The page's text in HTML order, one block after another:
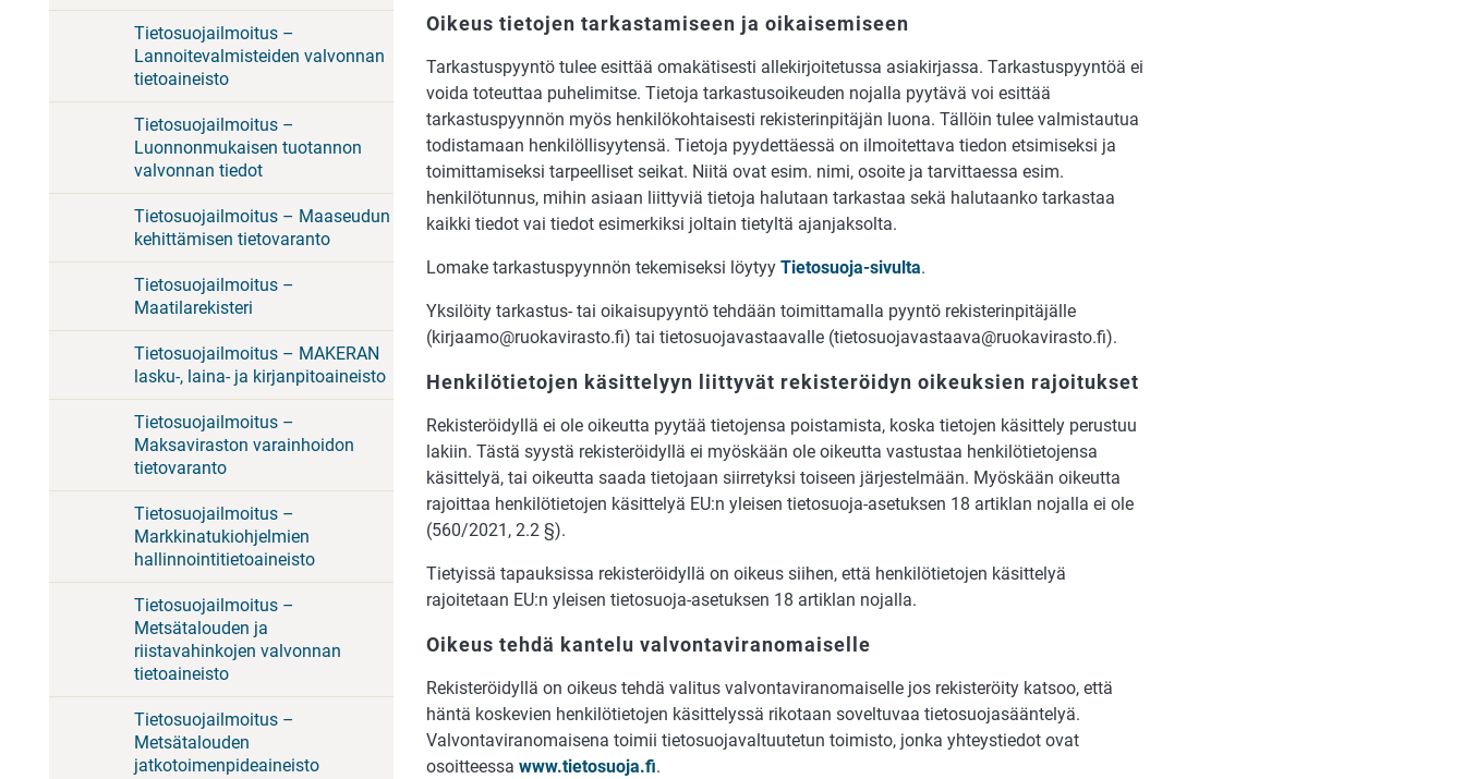
Tietosuojailmoitus –
Lannoitevalmisteiden valvonnan
tietoaineisto
Tietosuojailmoitus –
Luonnonmukaisen tuotannon
valvonnan tiedot
Tietosuojailmoitus – Maaseudun
kehittämisen tietovaranto
Tietosuojailmoitus –
Maatilarekisteri
Tietosuojailmoitus – MAKERAN
lasku-, laina- ja kirjanpitoaineisto
Tietosuojailmoitus –
Maksaviraston varainhoidon
tietovaranto
Tietosuojailmoitus –
Markkinatukiohjelmien
hallinnointitietoaineisto
Tietosuojailmoitus –
Metsätalouden ja
riistavahinkojen valvonnan
tietoaineisto
Tietosuojailmoitus –
Metsätalouden
jatkotoimenpideaineisto
Oikeus tietojen tarkastamiseen ja oikaisemiseen
Tarkastuspyyntö tulee esittää omakätisesti allekirjoitetussa asiakirjassa. Tarkastuspyyntöä ei
voida toteuttaa puhelimitse. Tietoja tarkastusoikeuden nojalla pyytävä voi esittää
tarkastuspyynnön myös henkilökohtaisesti rekisterinpitäjän luona. Tällöin tulee valmistautua
todistamaan henkilöllisyytensä. Tietoja pyydettäessä on ilmoitettava tiedon etsimiseksi ja
toimittamiseksi tarpeelliset seikat. Niitä ovat esim. nimi, osoite ja tarvittaessa esim.
henkilötunnus, mihin asiaan liittyviä tietoja halutaan tarkastaa sekä halutaanko tarkastaa
kaikki tiedot vai tiedot esimerkiksi joltain tietyltä ajanjaksolta.
Lomake tarkastuspyynnön tekemiseksi löytyy Tietosuoja-sivulta.
Yksilöity tarkastus- tai oikaisupyyntö tehdään toimittamalla pyyntö rekisterinpitäjälle
(kirjaamo@ruokavirasto.fi) tai tietosuojavastaavalle (tietosuojavastaava@ruokavirasto.fi).
Henkilötietojen käsittelyyn liittyvät rekisteröidyn oikeuksien rajoitukset
Rekisteröidyllä ei ole oikeutta pyytää tietojensa poistamista, koska tietojen käsittely perustuu
lakiin. Tästä syystä rekisteröidyllä ei myöskään ole oikeutta vastustaa henkilötietojensa
käsittelyä, tai oikeutta saada tietojaan siirretyksi toiseen järjestelmään. Myöskään oikeutta
rajoittaa henkilötietojen käsittelyä EU:n yleisen tietosuoja-asetuksen 18 artiklan nojalla ei ole
(560/2021, 2.2 §).
Tietyissä tapauksissa rekisteröidyllä on oikeus siihen, että henkilötietojen käsittelyä
rajoitetaan EU:n yleisen tietosuoja-asetuksen 18 artiklan nojalla.
Oikeus tehdä kantelu valvontaviranomaiselle
Rekisteröidyllä on oikeus tehdä valitus valvontaviranomaiselle jos rekisteröity katsoo, että
häntä koskevien henkilötietojen käsittelyssä rikotaan soveltuvaa tietosuojasääntelyä.
Valvontaviranomaisena toimii tietosuojavaltuutetun toimisto, jonka yhteystiedot ovat
osoitteessa www.tietosuoja.fi.